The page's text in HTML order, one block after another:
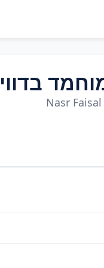
בדווי
Nasr